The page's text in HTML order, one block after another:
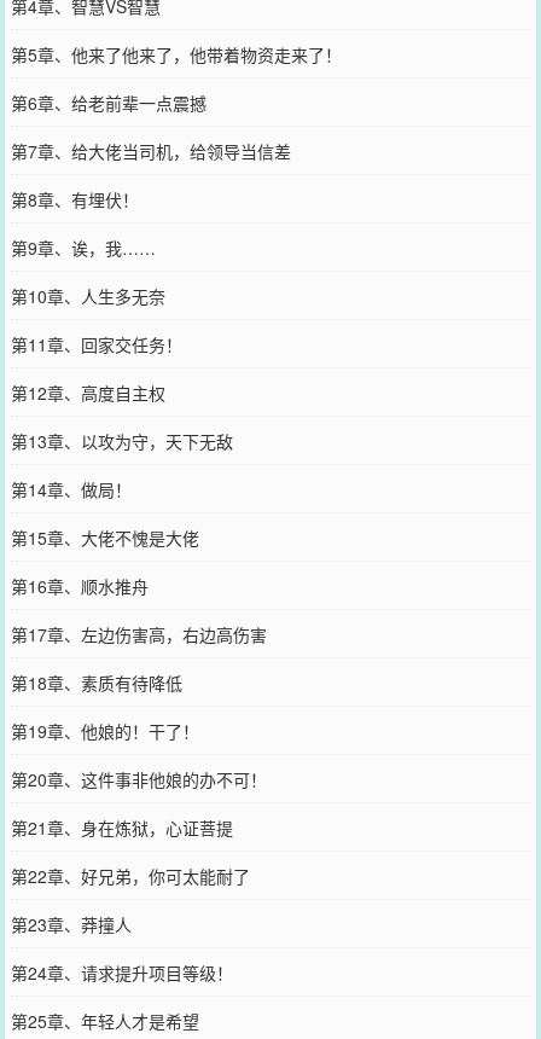
第4章、智慧VS智慧
第5章、他来了他来了，他带着物资走来了！
第6章、给老前辈一点震撼
第7章、给大佬当司机，给领导当信差
第8章、有埋伏！
第9章、诶，我……
第10章、人生多无奈
第11章、回家交任务！
第12章、高度自主权
第13章、以攻为守，天下无敌
第14章、做局！
第15章、大佬不愧是大佬
第16章、顺水推舟
第17章、左边伤害高，右边高伤害
第18章、素质有待降低
第19章、他娘的！干了！
第20章、这件事非他娘的办不可！
第21章、身在炼狱，心证菩提
第22章、好兄弟，你可太能耐了
第23章、莽撞人
第24章、请求提升项目等级！
第25章、年轻人才是希望